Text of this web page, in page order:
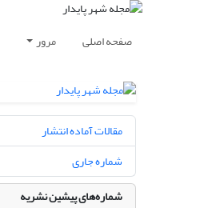
صفحه اصلی مرور
مقالات آماده انتشار
شماره جاری
شماره‌های پیشین نشریه